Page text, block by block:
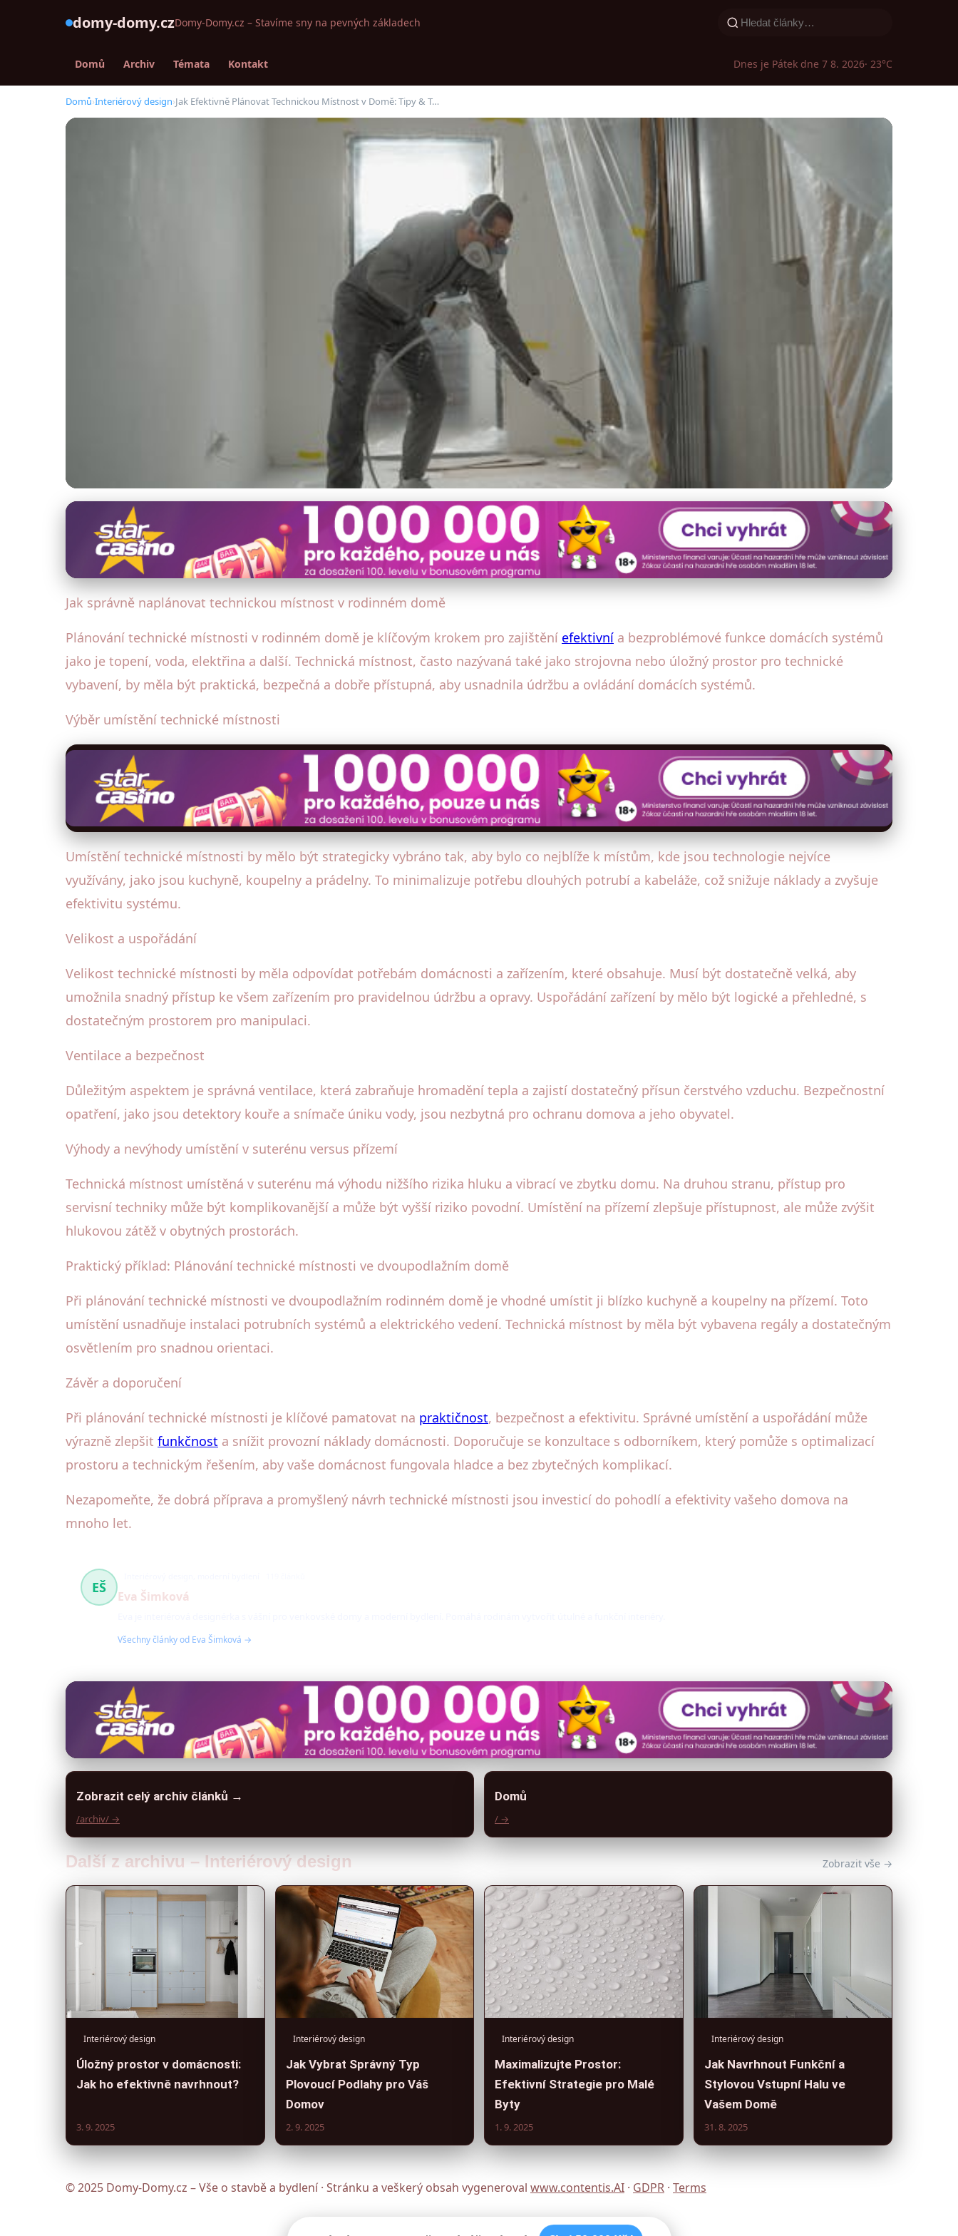
domy-domy.czDomy-Domy.cz – Stavíme sny na pevných základech
Domů Archiv Témata Kontakt Dnes je Pátek dne 7 8. 2026· 23°C
Domů›Interiérový design›Jak Efektivně Plánovat Technickou Místnost v Domě: Tipy & T…
Interiérový design
Jak Efektivně Plánovat Technickou Místnost v Domě: Tipy & Triky
23. 6. 2025· 4 min čtení · Autor: Eva Šimková
Jak správně naplánovat technickou místnost v rodinném domě
Plánování technické místnosti v rodinném domě je klíčovým krokem pro zajištění efektivní a bezproblémové funkce domácích systémů
jako je topení, voda, elektřina a další. Technická místnost, často nazývaná také jako strojovna nebo úložný prostor pro technické
vybavení, by měla být praktická, bezpečná a dobře přístupná, aby usnadnila údržbu a ovládání domácích systémů.
Výběr umístění technické místnosti
Umístění technické místnosti by mělo být strategicky vybráno tak, aby bylo co nejblíže k místům, kde jsou technologie nejvíce
využívány, jako jsou kuchyně, koupelny a prádelny. To minimalizuje potřebu dlouhých potrubí a kabeláže, což snižuje náklady a zvyšuje
efektivitu systému.
Velikost a uspořádání
Velikost technické místnosti by měla odpovídat potřebám domácnosti a zařízením, které obsahuje. Musí být dostatečně velká, aby
umožnila snadný přístup ke všem zařízením pro pravidelnou údržbu a opravy. Uspořádání zařízení by mělo být logické a přehledné, s
dostatečným prostorem pro manipulaci.
Ventilace a bezpečnost
Důležitým aspektem je správná ventilace, která zabraňuje hromadění tepla a zajistí dostatečný přísun čerstvého vzduchu. Bezpečnostní
opatření, jako jsou detektory kouře a snímače úniku vody, jsou nezbytná pro ochranu domova a jeho obyvatel.
Výhody a nevýhody umístění v suterénu versus přízemí
Technická místnost umístěná v suterénu má výhodu nižšího rizika hluku a vibrací ve zbytku domu. Na druhou stranu, přístup pro
servisní techniky může být komplikovanější a může být vyšší riziko povodní. Umístění na přízemí zlepšuje přístupnost, ale může zvýšit
hlukovou zátěž v obytných prostorách.
Praktický příklad: Plánování technické místnosti ve dvoupodlažním domě
Při plánování technické místnosti ve dvoupodlažním rodinném domě je vhodné umístit ji blízko kuchyně a koupelny na přízemí. Toto
umístění usnadňuje instalaci potrubních systémů a elektrického vedení. Technická místnost by měla být vybavena regály a dostatečným
osvětlením pro snadnou orientaci.
Závěr a doporučení
Při plánování technické místnosti je klíčové pamatovat na praktičnost, bezpečnost a efektivitu. Správné umístění a uspořádání může
výrazně zlepšit funkčnost a snížit provozní náklady domácnosti. Doporučuje se konzultace s odborníkem, který pomůže s optimalizací
prostoru a technickým řešením, aby vaše domácnost fungovala hladce a bez zbytečných komplikací.
Nezapomeňte, že dobrá příprava a promyšlený návrh technické místnosti jsou investicí do pohodlí a efektivity vašeho domova na
mnoho let.
EŠ
Eva Šimková
Všechny články od Eva Šimková →
Zobrazit celý archiv článků →
/archiv/ →
Domů
/ →
Další z archivu – Interiérový design Zobrazit vše →
Interiérový design
Úložný prostor v domácnosti:
Jak ho efektivně navrhnout?
3. 9. 2025
Interiérový design
Jak Vybrat Správný Typ
Plovoucí Podlahy pro Váš
Domov
2. 9. 2025
Interiérový design
Maximalizujte Prostor:
Efektivní Strategie pro Malé
Byty
1. 9. 2025
Interiérový design
Jak Navrhnout Funkční a
Stylovou Vstupní Halu ve
Vašem Domě
31. 8. 2025
© 2025 Domy-Domy.cz – Vše o stavbě a bydlení · Stránku a veškerý obsah vygeneroval www.contentis.AI · GDPR · Terms